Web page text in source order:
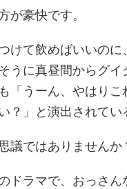
が豪快です。
けて飲めばいいのに
うに真昼間からグ
「うーん、やはりこ
？」と演出されてい
議ではありませんか
ドラマで、おっさ